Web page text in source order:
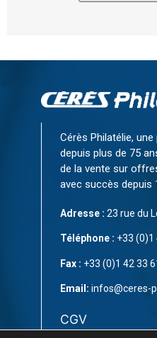
Cérès Philatélie,
depuis plus de 75
de la vente sur
avec succès depuis
Adresse : 23 rue du
Téléphone : +33 (0)1
Fax : +33 (0)1 42 33
Email: infos@ceres-
CGV